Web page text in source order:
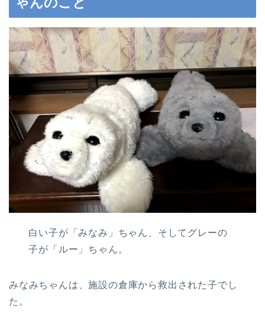
白い子が「みなみ」ちゃん、そしてグレーの
子が「ルー」ちゃん。
みなみちゃんは、施設の倉庫から救出された子でし
た。